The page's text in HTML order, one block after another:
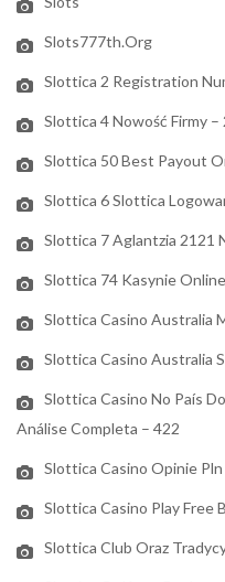
Slots777th.org
Slottica 2 Registration
Slottica 4 Nowość Firmy –
Slottica 50 Best Payout
Slottica 6 Slottica
Slottica 7 Aglantzia 2121
Slottica 74 Kasynie
Slottica Casino Australia
Slottica Casino Australia
Slottica Casino No País
Análise Completa – 422
Slottica Casino Opinie
Slottica Casino Play Free
Slottica Club Oraz